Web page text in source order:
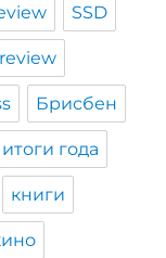
SSD
Брисбен
итоги года
книги